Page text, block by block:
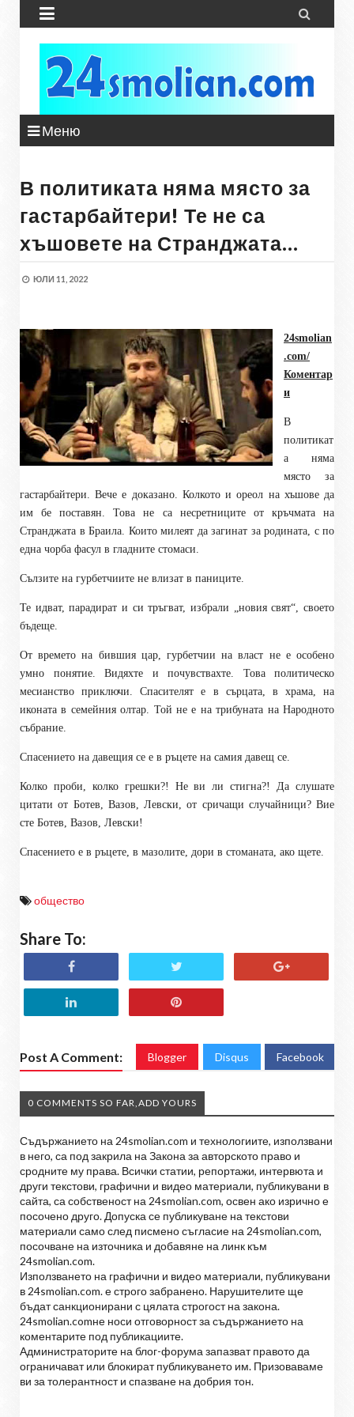
 
Меню
В политиката няма място за
гастарбайтери! Те не са
хъшовете на Странджата…
ЮЛИ 11, 2022
24smolian
.com/
Коментар
и
В
политикат
а няма
място за
гастарбайтери. Вече е доказано. Колкото и ореол на хъшове да
им бе поставян. Това не са несретниците от кръчмата на
Странджата в Браила. Които милеят да загинат за родината, с по
една чорба фасул в гладните стомаси.
Сълзите на гурбетчиите не влизат в паниците.
Те идват, парадират и си тръгват, избрали „новия свят“, своето
бъдеще.
От времето на бившия цар, гурбетчии на власт не е особено
умно понятие. Видяхте и почувствахте. Това политическо
месианство приключи. Спасителят е в сърцата, в храма, на
иконата в семейния олтар. Той не е на трибуната на Народното
събрание.
Спасението на давещия се е в ръцете на самия давещ се.
Колко проби, колко грешки?! Не ви ли стигна?!
Да слушате
цитати от Ботев, Вазов, Левски, от сричащи случайници? Вие
сте Ботев, Вазов, Левски!
Спасението е в ръцете, в мазолите, дори в стоманата, ако щете.
общество
Share To:
Post A Comment: Blogger Disqus Facebook
0 COMMENTS SO FAR,ADD YOURS
Съдържанието на 24smolian.com и технологиите, използвани
в него, са под закрила на Закона за авторското право и
сродните му права. Всички статии, репортажи, интервюта и
други текстови, графични и видео материали, публикувани в
сайта, са собственост на 24smolian.com, освен ако изрично е
посочено друго. Допуска се публикуване на текстови
материали само след писмено съгласие на 24smolian.com,
посочване на източника и добавяне на линк към
24smolian.com.
Използването на графични и видео материали, публикувани
в 24smolian.com. е строго забранено. Нарушителите ще
бъдат санкционирани с цялата строгост на закона.
24smolian.comне носи отговорност за съдържанието на
коментарите под публикациите.
Администраторите на блог-форума запазват правото да
ограничават или блокират публикуването им. Призоваваме
ви за толерантност и спазване на добрия тон.